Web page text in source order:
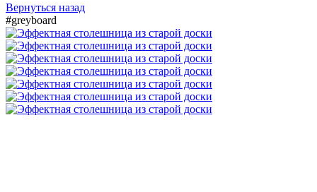
Вернуться назад
#greyboard